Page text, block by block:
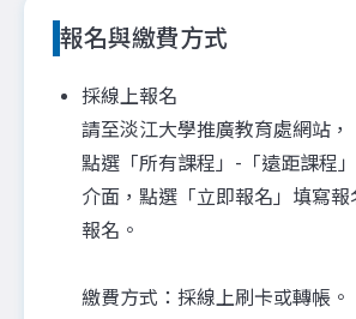
報名與繳費方式
採線上報名
請至淡江大學推廣教育處網站，
點選「所有課程」-「遠距課程
介面，點選「立即報名」填寫
報名。
繳費方式：採線上刷卡或轉帳。